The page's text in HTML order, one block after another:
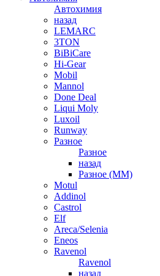
Автохимия
назад
LEMARC
3TON
BiBiCare
Hi-Gear
Mobil
Mannol
Done Deal
Liqui Moly
Luxoil
Runway
Разное
Разное
назад
Разное (ММ)
Motul
Addinol
Castrol
Elf
Areca/Selenia
Eneos
Ravenol
Ravenol
назад